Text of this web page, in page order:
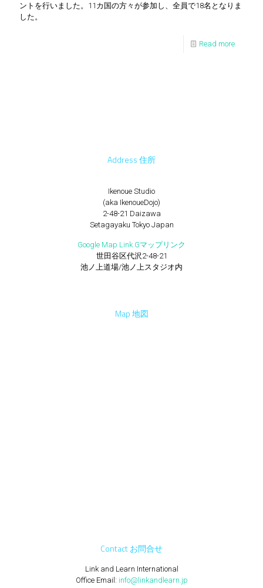
ントを行いました。11カ国の方々が参加し、全員で18名となりま
した。
Read more
Address 住所
Ikenoue Studio
(aka IkenoueDojo)
2-48-21 Daizawa
Setagayaku Tokyo Japan
Google Map Link Gマップリンク
世田谷区代沢2-48-21
池ノ上道場/池ノ上スタジオ内
Map 地図
Contact お問合せ
Link and Learn International
Office Email: info@linkandlearn.jp